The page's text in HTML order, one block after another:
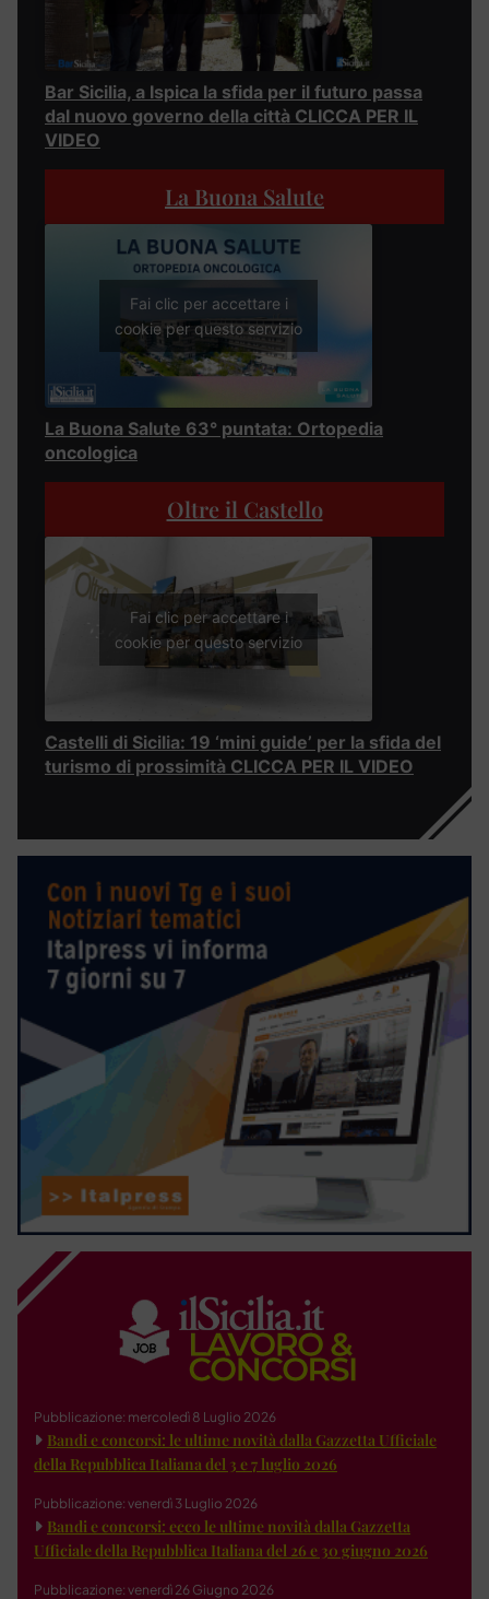
Bar Sicilia, a Ispica la sfida per il futuro passa
dal nuovo governo della città CLICCA PER IL
VIDEO
La Buona Salute
Fai clic per accettare i
cookie per questo servizio
La Buona Salute 63° puntata: Ortopedia
oncologica
Oltre il Castello
Fai clic per accettare i
cookie per questo servizio
Castelli di Sicilia: 19 ‘mini guide’ per la sfida del
turismo di prossimità CLICCA PER IL VIDEO
Pubblicazione: mercoledì 8 Luglio 2026
Bandi e concorsi: le ultime novità dalla Gazzetta Ufficiale
della Repubblica Italiana del 3 e 7 luglio 2026
Pubblicazione: venerdì 3 Luglio 2026
Bandi e concorsi: ecco le ultime novità dalla Gazzetta
Ufficiale della Repubblica Italiana del 26 e 30 giugno 2026
Pubblicazione: venerdì 26 Giugno 2026